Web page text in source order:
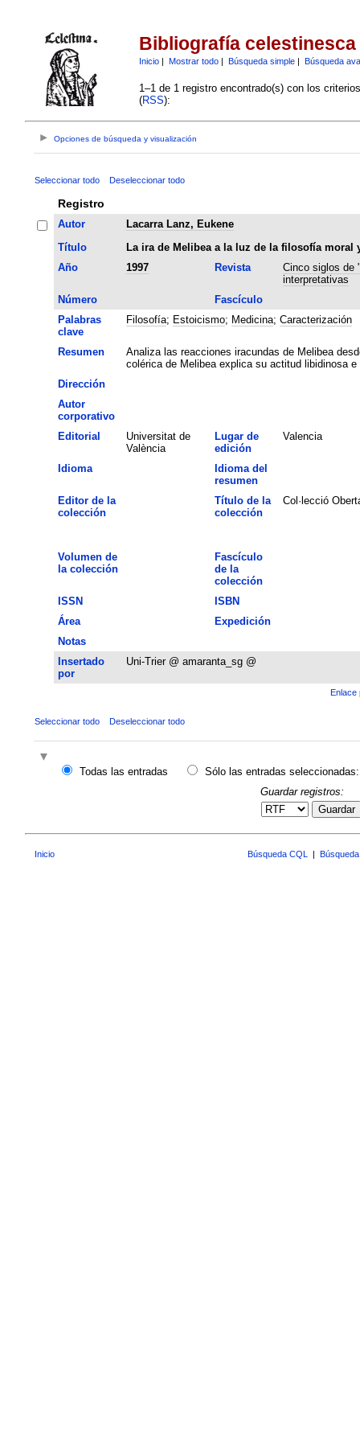
Bibliografía celestinesca
Inicio| Mostrar todo| Búsqueda simple| Búsqueda
1–1 de 1 registro encontrado(s) con los
(RSS):
Opciones de búsqueda y visualización
Seleccionar todo Deseleccionar todo
Registro
Autor
Lacarra Lanz, Eukene
Título
La ira de Melibea a la luz de la filosofía moral
Año
1997 Revista
Cinco siglos de
interpretativas
Número
Fascículo
Palabras
clave
Filosofía; Estoicismo; Medicina; Caracterización
Resumen
Analiza las reacciones iracundas de Melibea
colérica de Melibea explica su actitud libidinosa e
Dirección
Autor
corporativo
Editorial
Universitat de
València
Lugar de
edición
Valencia
Idioma
Idioma del
resumen
Editor de la
colección
Título de la
colección
Col·lecció
Volumen de
la colección
Fascículo
de la
colección
ISSN
ISBN
Área
Expedición
Notas
Insertado
por
Uni-Trier @ amaranta_sg @
Enlace
Seleccionar todo Deseleccionar todo
Todas las entradas
Sólo las entradas seleccionadas:
Guardar registros:
Guardar
Inicio Búsqueda CQL